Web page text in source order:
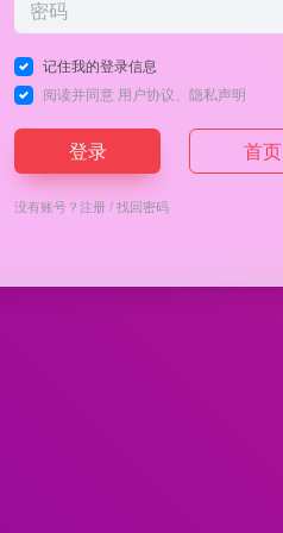
记住我的登录信息
阅读并同意 用户协议 隐私声明
登录 首页
没有账号？注册/找回密码